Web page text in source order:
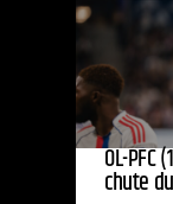
OL-PFC
chute